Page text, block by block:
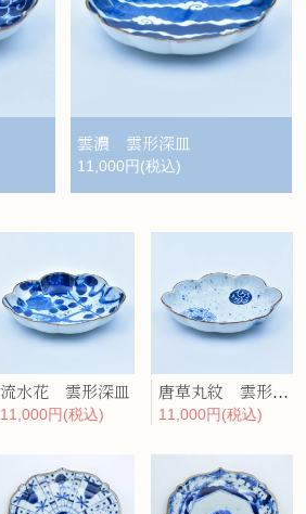
雲濃 雲形深皿
11,000円(税込)
流水花 雲形深皿
11,000円(税込)
唐草丸紋 雲形深皿
11,000円(税込)